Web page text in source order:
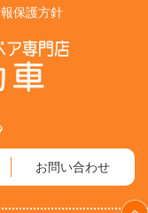
保護方針
お問い合わせ